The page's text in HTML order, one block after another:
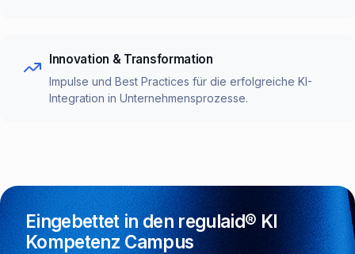
Innovation & Transformation
Impulse und Best Practices für die erfolgreiche KI-
Integration in Unternehmensprozesse.
Eingebettet in den regulaid® KI
Kompetenz Campus